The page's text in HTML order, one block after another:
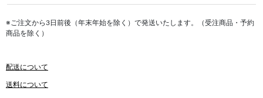
※ご注文から3日前後（年末年始を除く）で発送いたします。（受注商品・予約
商品を除く）
配送について
送料について